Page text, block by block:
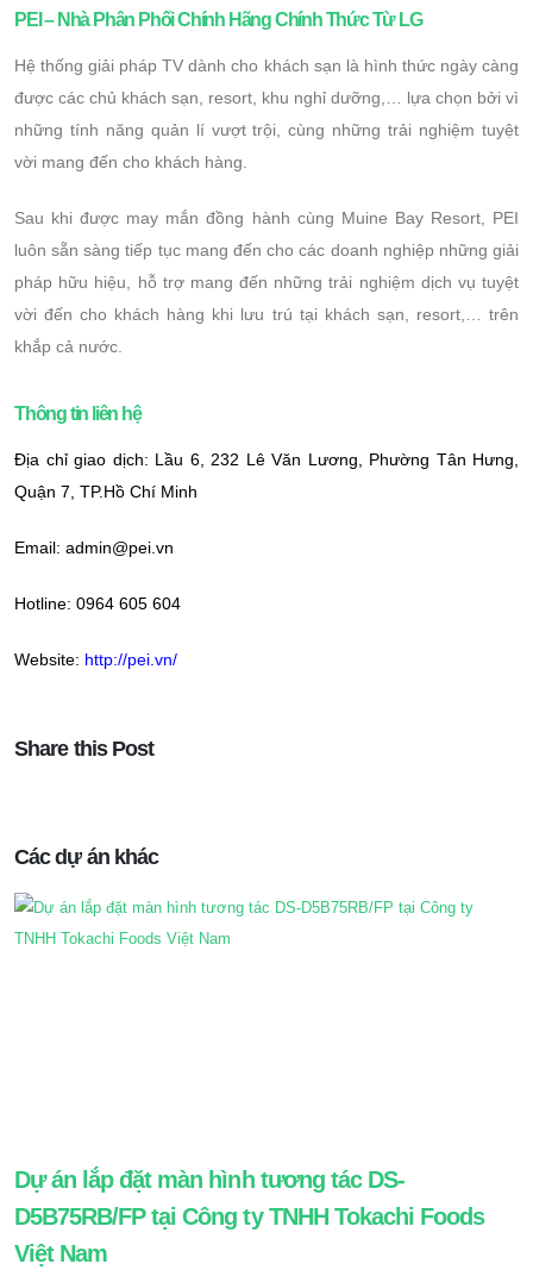
PEI – Nhà Phân Phối Chính Hãng Chính Thức Từ LG
Hệ thống giải pháp TV dành cho khách sạn là hình thức ngày càng
được các chủ khách sạn, resort, khu nghỉ dưỡng,… lựa chọn bởi vì
những tính năng quản lí vượt trội, cùng những trải nghiệm tuyệt
vời mang đến cho khách hàng.
Sau khi được may mắn đồng hành cùng Muine Bay Resort, PEI
luôn sẵn sàng tiếp tục mang đến cho các doanh nghiệp những giải
pháp hữu hiệu, hỗ trợ mang đến những trải nghiệm dịch vụ tuyệt
vời đến cho khách hàng khi lưu trú tại khách sạn, resort,… trên
khắp cả nước.
Thông tin liên hệ
Địa chỉ giao dịch: Lầu 6, 232 Lê Văn Lương, Phường Tân Hưng,
Quận 7, TP.Hồ Chí Minh
Email: admin@pei.vn
Hotline: 0964 605 604
Website: http://pei.vn/
Share this Post
Các dự án khác
Dự án lắp đặt màn hình tương tác DS-
D5B75RB/FP tại Công ty TNHH Tokachi Foods
Việt Nam